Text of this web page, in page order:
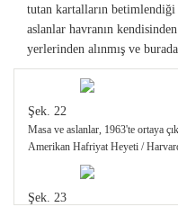
tutan kartalların
aslanlar havranın
yerlerinden alınmış ve
Şek. 22
Masa ve aslanlar, 1963'te ortaya
Amerikan Hafriyat Heyeti /
Şek. 23